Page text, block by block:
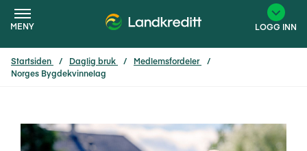
MENY LOGG INN
Startsiden Daglig bruk
Medlemsfordeler
Norges Bygdekvinnelag